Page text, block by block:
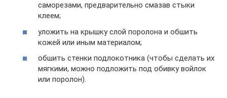
саморезами, предварительно смазав стыки
клеем;
уложить на крышку слой поролона и обшить
кожей или иным материалом;
обшить стенки подлокотника (чтобы сделать их
мягкими, можно подложить под обивку войлок
или поролон).